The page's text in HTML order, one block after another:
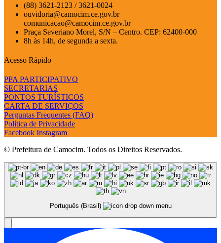
(88) 3621-2123 / 3621-0024
ouvidoria@camocim.ce.gov.br
comunicacao@camocim.ce.gov.br
Praça Severiano Morel, S/N – Centro. CEP: 62400-000
8h às 14h, de segunda a sexta.
Acesso Rápido
PPA PARTICIPATIVO
SECRETARIAS
PONTOS TURÍSTICOS
CARTA DE SERVIÇOS
Perguntas Frequentes (FAQ)
Política de Privacidade
Facebook Instagram
© Prefeitura de Camocim. Todos os Direitos Reservados.
Português (Brasil)